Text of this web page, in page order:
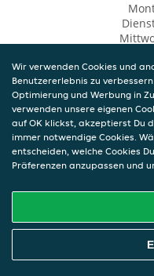
Wir verwenden Cookies und
Benutzererlebnis zu
Optimierung und Werbung in
verwenden unsere eigenen
auf OK klickst, akzeptierst Du
immer notwendige Cookies.
entscheiden, welche Cookies
Präferenzen anzupassen und